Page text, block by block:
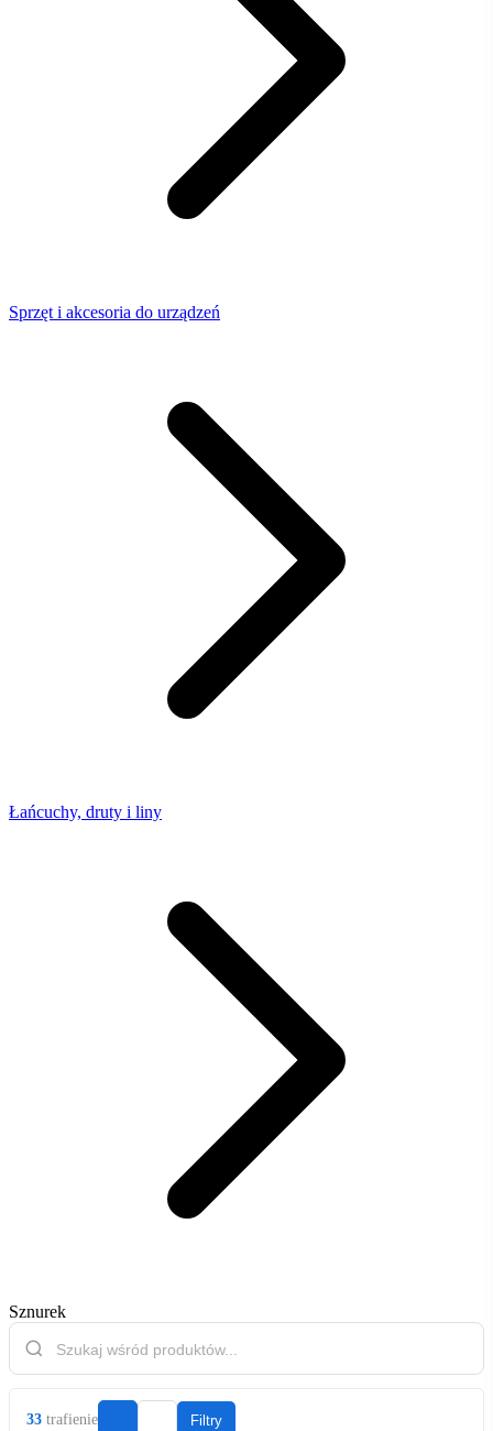
Sprzęt i akcesoria do urządzeń
Łańcuchy, druty i liny
Sznurek
33 trafienie Filtry